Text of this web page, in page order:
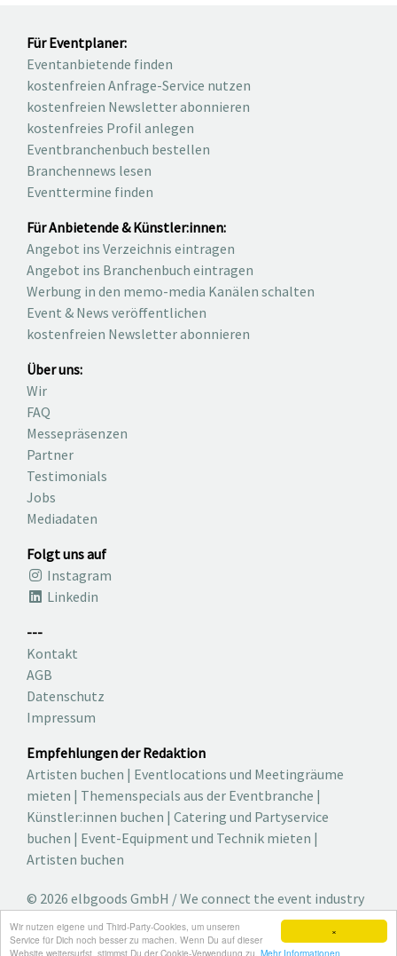
×
Wir nutzen eigene und Third-Party-Cookies, um unseren
Service für Dich noch besser zu machen. Wenn Du auf dieser
Website weitersurfst, stimmst Du der Cookie-Verwendung zu. Mehr Informationen
Für Eventplaner:
Eventanbietende finden
kostenfreien Anfrage-Service nutzen
kostenfreien Newsletter abonnieren
kostenfreies Profil anlegen
Eventbranchenbuch bestellen
Branchennews lesen
Eventtermine finden
Für Anbietende & Künstler:innen:
Angebot ins Verzeichnis eintragen
Angebot ins Branchenbuch eintragen
Werbung in den memo-media Kanälen schalten
Event & News veröffentlichen
kostenfreien Newsletter abonnieren
Über uns:
Wir
FAQ
Messepräsenzen
Partner
Testimonials
Jobs
Mediadaten
Folgt uns auf
Instagram
Linkedin
---
Kontakt
AGB
Datenschutz
Impressum
Empfehlungen der Redaktion
Artisten buchen | Eventlocations und Meetingräume
mieten | Themenspecials aus der Eventbranche |
Künstler:innen buchen | Catering und Partyservice
buchen | Event-Equipment und Technik mieten |
Artisten buchen
© 2026 elbgoods GmbH / We connect the event industry
/ Medienvielfalt für die Eventplanung /
Eventbranchenbuch, Blog, Magazin und mehr